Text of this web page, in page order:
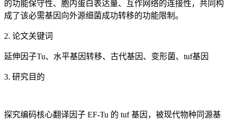
的功能保守性、胞内蛋白表达量、互作网络的连接性，共同构
成了该必需基因向外源细菌成功转移的功能限制。
2. 论文关键词
延伸因子Tu、水平基因转移、古代基因、变形菌、tuf基因
3. 研究目的
探究编码核心翻译因子 EF-Tu 的 tuf 基因，被现代物种同源基